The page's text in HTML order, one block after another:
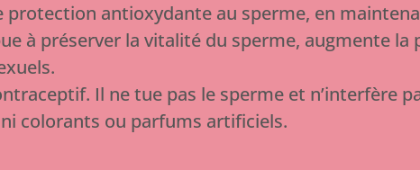
antioxydante au sperme, en
à préserver la vitalité du sperme, augmente
Il ne tue pas le sperme et n’interfère
colorants ou parfums artificiels.